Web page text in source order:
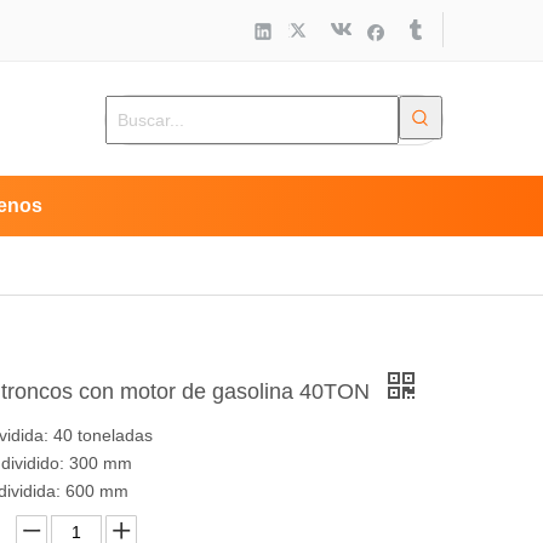
con motor de gasolina 40TON
40 toneladas
300 mm
600 mm